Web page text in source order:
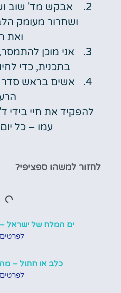
אבקש מד' שוב
ושחרור מעומק
ואת
אני מוכן
בתכנית, כדי
אשים בראש סדר
להפקיד את חיי בידי
עמו – כל
לחזור למשהו ספציפי?
ים המלח של ישראל
כלב או חתול –